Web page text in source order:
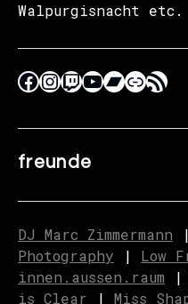
Walpurgisnacht
freunde
DJ Marc Zimmermann
Photography | Low
innen.aussen.raum |
is Clear | Miss